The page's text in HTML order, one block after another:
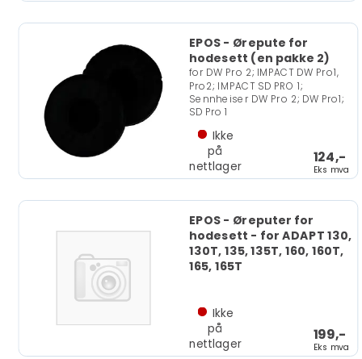
EPOS - Ørepute for
hodesett (en pakke 2)
for DW Pro 2; IMPACT DW Pro1,
Pro2; IMPACT SD PRO 1;
Sennheiser DW Pro 2; DW Pro1;
SD Pro 1
124,-
Eks mva
Ikke
på
nettlager
EPOS - Øreputer for
hodesett - for ADAPT 130,
130T, 135, 135T, 160, 160T,
165, 165T
199,-
Eks mva
Ikke
på
nettlager